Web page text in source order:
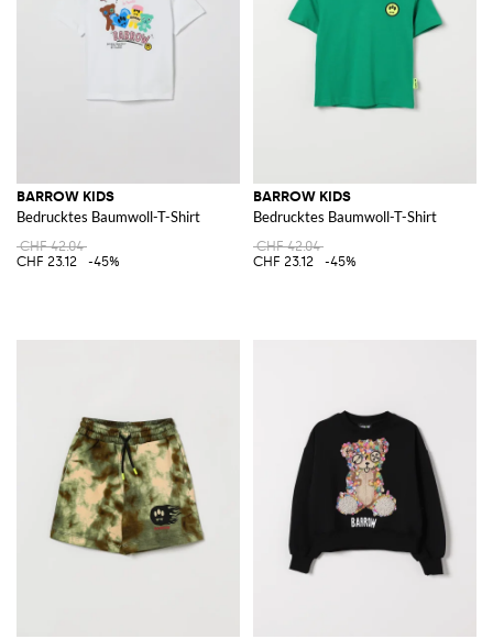
BARROW KIDS
Bedrucktes Baumwoll-T-Shirt
CHF 42.04
CHF 23.12
-45%
BARROW KIDS
Bedrucktes Baumwoll-T-Shirt
CHF 42.04
CHF 23.12
-45%